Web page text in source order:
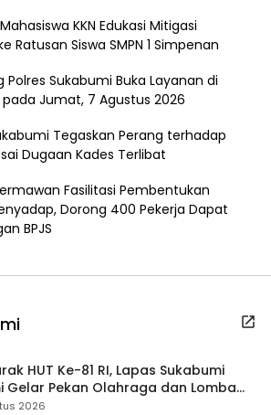
KKN Edukasi Mitigasi
Ratusan Siswa SMPN 1 Simpenan
Polres Sukabumi Buka Layanan di
Jumat, 7 Agustus 2026
Tegaskan Perang terhadap
Dugaan Kades Terlibat
Fasilitasi Pembentukan
Dorong 400 Pekerja Dapat
BPJS
HUT Ke-81 RI, Lapas Sukabumi
Gelar Pekan Olahraga dan Lomba
2026